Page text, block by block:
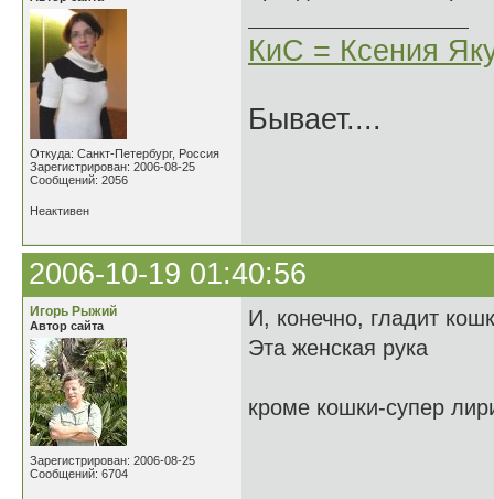
Откуда: Санкт-Петербург, Россия
Зарегистрирован: 2006-08-25
Сообщений: 2056
КиС = Ксения
Бывает....
Неактивен
2006-10-19 01:40:56
Игорь Рыжий
Автор сайта
Зарегистрирован: 2006-08-25
Сообщений: 6704
И, конечно, гладит
Эта женская рука
кроме кошки-супер